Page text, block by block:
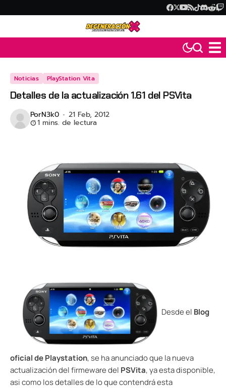
Noticias PlayStation Vita
Detalles de la actualización 1.61 del PSVita
PorN3k0 21 Feb, 2012
1 mins. de lectura
Desde el Blog
oficial de Playstation, se ha anunciado que la nueva
actualización del firmeware del PSVita, ya esta disponible,
asi como los detalles de lo que contendrá esta